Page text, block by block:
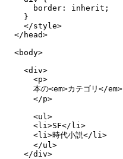
      border: inherit;
    }
    </style>
  </head>
  <body>
    <div>
      <p>
      本の<em>カテゴリ</em>
      </p>
      <ul>
      <li>SF</li>
      <li>時代小説</li>
      </ul>
    </div>